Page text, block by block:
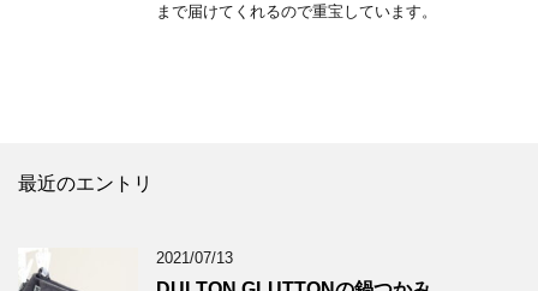
まで届けてくれるので重宝しています。
最近のエントリ
2021/07/13